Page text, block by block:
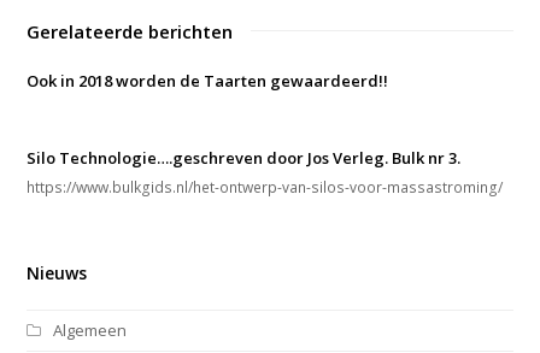
Gerelateerde berichten
Ook in 2018 worden de Taarten gewaardeerd!!
Silo Technologie….geschreven door Jos Verleg. Bulk nr 3.
https://www.bulkgids.nl/het-ontwerp-van-silos-voor-massastroming/
Nieuws
Algemeen